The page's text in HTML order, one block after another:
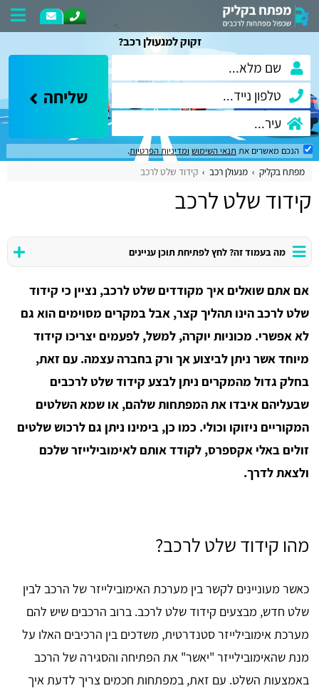
זקוק למנעולן רכב?
שליחה
הנכם מאשרים את תנאי השימוש ומדיניות הפרטיות.
מפתח בקליק מנעולן רכב קידוד שלט לרכב
קידוד שלט לרכב
מה בעמוד זה? לחץ לפתיחת תוכן עניינים
אם אתם שואלים איך מקודדים שלט לרכב, נציין כי קידוד
שלט לרכב הינו תהליך קצר, אבל במקרים מסוימים הוא גם
לא אפשרי. מכוניות יוקרה, למשל, לפעמים יצריכו קידוד
מיוחד אשר ניתן לביצוע אך ורק בחברה עצמה. עם זאת,
בחלק גדול מהמקרים ניתן לבצע קידוד שלט לרכבים
שבעליהם איבדו את המפתחות שלהם, או שמא השלטים
המקוריים ניזוקו וכולי. כמו כן, בימינו ניתן גם לרכוש שלטים
זולים באלי אקספרס, לקודד אותם לאימובילייזר שלכם
ולצאת לדרך.
מהו קידוד שלט לרכב?
כאשר מעוניינים לקשר בין מערכת האימובילייזר של הרכב לבין
שלט חדש, מבצעים קידוד שלט לרכב. ברוב הרכבים שיש להם
מערכת אימובילייזר סטנדרטית, משדכים בין הרכיבים האלו על
מנת שהאימובילייזר "יאשר" את הפתיחה והסגירה של הרכב
באמצעות השלט. עם זאת, במפתחות חכמים צריך לדעת איך